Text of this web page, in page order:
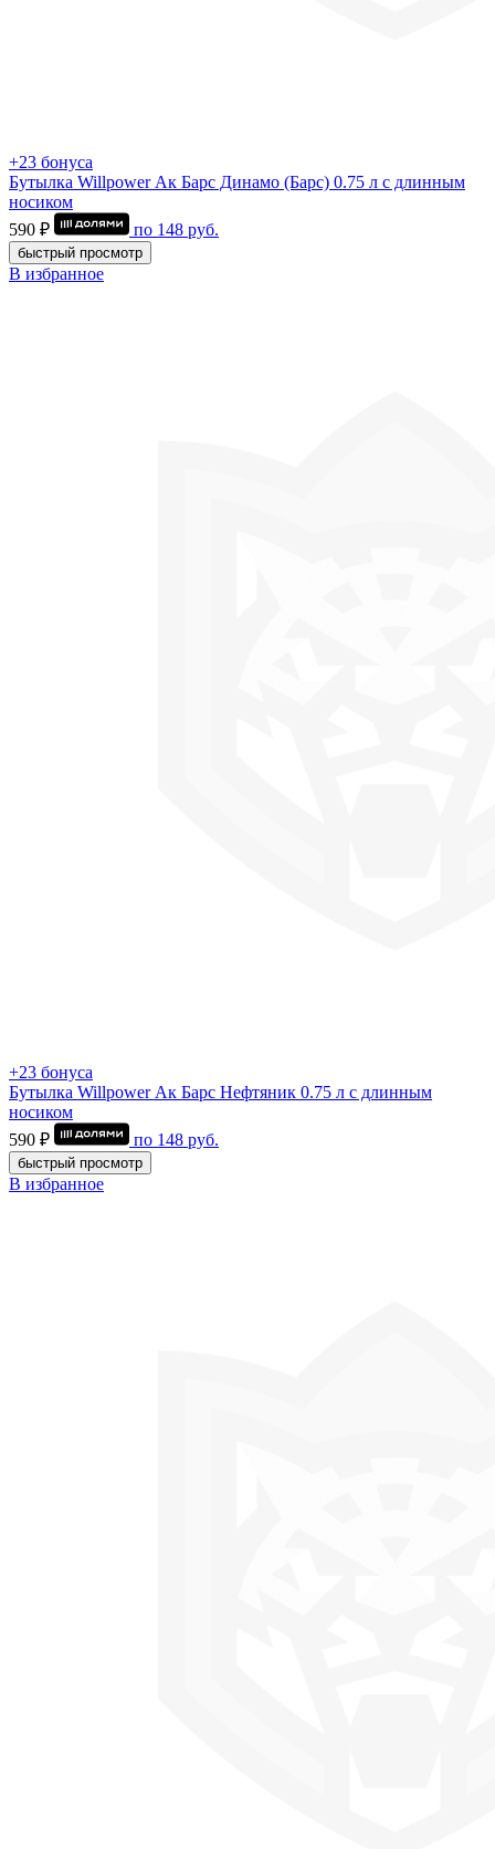
+23 бонуса
Бутылка Willpower Ак Барс Динамо (Барс) 0.75 л c длинным
носиком
590 ₽
по 148 руб.
быстрый просмотр
В избранное
+23 бонуса
Бутылка Willpower Ак Барс Нефтяник 0.75 л c длинным
носиком
590 ₽
по 148 руб.
быстрый просмотр
В избранное